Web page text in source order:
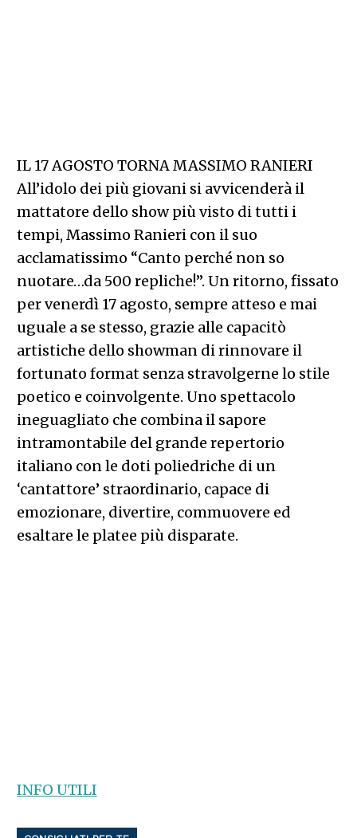
IL 17 AGOSTO TORNA MASSIMO RANIERI
All’idolo dei più giovani si avvicenderà il
mattatore dello show più visto di tutti i
tempi, Massimo Ranieri con il suo
acclamatissimo “Canto perché non so
nuotare…da 500 repliche!”. Un ritorno, fissato
per venerdì 17 agosto, sempre atteso e mai
uguale a se stesso, grazie alle capacitò
artistiche dello showman di rinnovare il
fortunato format senza stravolgerne lo stile
poetico e coinvolgente. Uno spettacolo
ineguagliato che combina il sapore
intramontabile del grande repertorio
italiano con le doti poliedriche di un
‘cantattore’ straordinario, capace di
emozionare, divertire, commuovere ed
esaltare le platee più disparate.
INFO UTILI